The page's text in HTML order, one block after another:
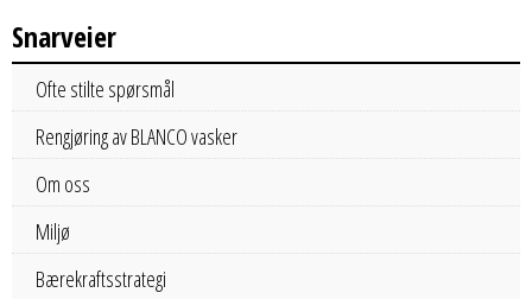
Snarveier
Ofte stilte spørsmål
Rengjøring av BLANCO vasker
Om oss
Miljø
Bærekraftsstrategi